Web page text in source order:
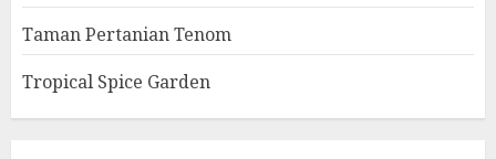
Taman Pertanian Tenom
Tropical Spice Garden